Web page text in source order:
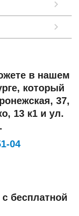
в нашем
который
37,
13 к1 и ул.
04
бесплатной